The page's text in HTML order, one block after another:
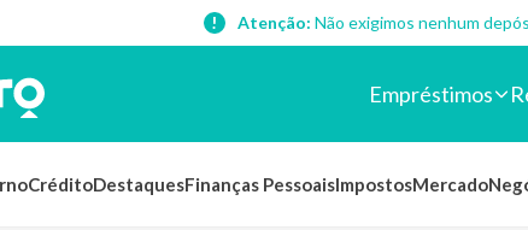
Atenção: Não exigimos nenhum
Empréstimos
CréditoDestaquesFinanças PessoaisImpostosMercado